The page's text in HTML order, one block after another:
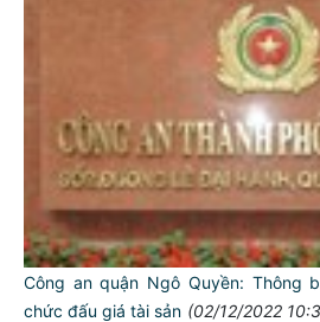
Công an quận Ngô Quyền: Thông
chức đấu giá tài sản (02/12/2022